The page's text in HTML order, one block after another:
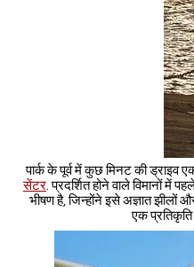
पार्क के पूर्व में कुछ मिनट की ड्राइव
सेंटर. प्रदर्शित होने वाले विमानों
भीषण है, जिन्होंने इसे अज्ञात झीलों
एक